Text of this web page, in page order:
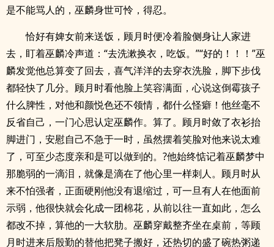
是不能骂人的，巫麟身世可怜，得忍。
恰好有婢女前来送饭，顾月时便冷着脸侧身让人家进
去，盯着巫麟冷声道：“去洗漱换衣，吃饭。”“好的！！！”巫
麟发觉他总算变了回去，喜气洋洋的去穿衣洗脸，脚下步伐
都轻快了几分。顾月时看他脸上笑容满面，心说这倒霉孩子
什么脾性，对他和颜悦色还不领情，都什么怪癖！他丝毫不
反省自己，一门心思认定巫麟作。算了。顾月时敛了衣衫抬
脚进门，安慰自己不急于一时，虽然摆着笑脸对他来说太难
了，可至少态度亲和是可以做到的。?他始终惦记着巫麟梦中
那脆弱的一滴泪，就像是滴在了他心里一样刺人。顾月时从
来不怕强者，正面硬刚他没有退缩过，可一旦有人在他面前
示弱，他很快就会化成一团棉花，从前以往一直如此，怎么
都改不掉，算他的一大软肋。巫麟穿戴整齐坐在桌前，等顾
月时进来后殷勤的替他把凳子搬好，还热切的盛了碗热粥递